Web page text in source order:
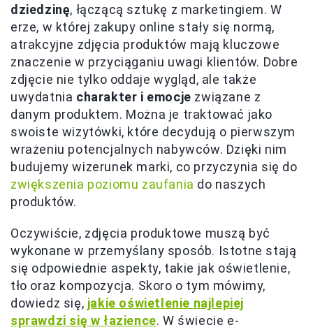
dziedzinę, łączącą sztukę z marketingiem. W
erze, w której zakupy online stały się normą,
atrakcyjne zdjęcia produktów mają kluczowe
znaczenie w przyciąganiu uwagi klientów. Dobre
zdjęcie nie tylko oddaje wygląd, ale także
uwydatnia charakter i emocje związane z
danym produktem. Można je traktować jako
swoiste wizytówki, które decydują o pierwszym
wrażeniu potencjalnych nabywców. Dzięki nim
budujemy wizerunek marki, co przyczynia się do
zwiększenia poziomu zaufania do naszych
produktów.
Oczywiście, zdjęcia produktowe muszą być
wykonane w przemyślany sposób. Istotne stają
się odpowiednie aspekty, takie jak oświetlenie,
tło oraz kompozycja. Skoro o tym mówimy,
dowiedz się, jakie oświetlenie najlepiej
sprawdzi się w łazience. W świecie e-